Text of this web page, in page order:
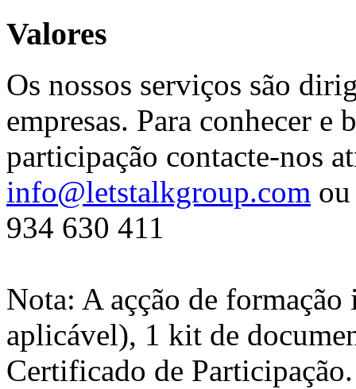
Valores
Os nossos serviços são
empresas. Para conhecer e
participação contacte-nos
info@letstalkgroup.com
934 630 411
Nota: A açção de
aplicável), 1 kit de
Certificado de Participação.